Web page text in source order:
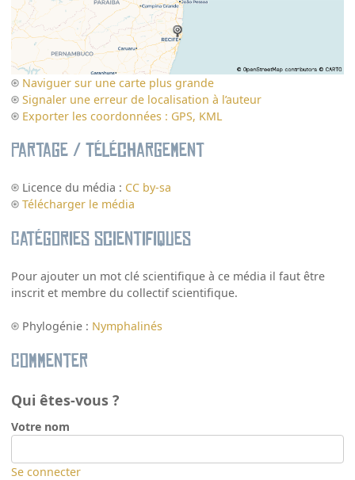
Naviguer sur une carte plus grande
Signaler une erreur de localisation à l’auteur
Exporter les coordonnées : GPS, KML
Partage / Téléchargement
Licence du média : CC by-sa
Télécharger le média
Catégories scientifiques
Pour ajouter un mot clé scientifique à ce média il faut être
inscrit et membre du collectif scientifique.
Phylogénie : Nymphalinés
Commenter
Qui êtes-vous ?
Votre nom
Se connecter